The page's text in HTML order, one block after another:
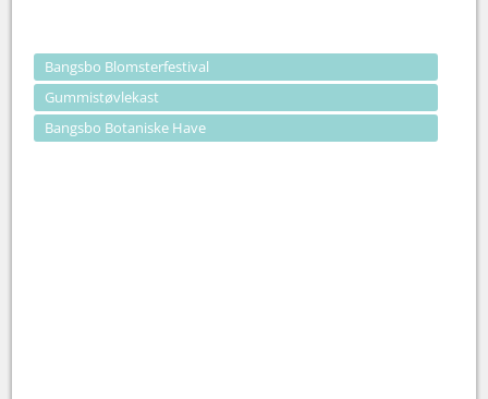
Bangsbo Blomsterfestival
Gummistøvlekast
Bangsbo Botaniske Have